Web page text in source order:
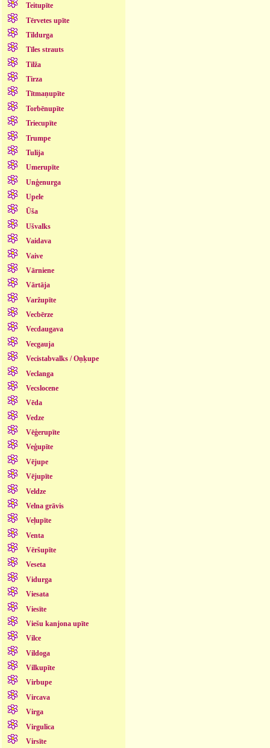
Teitupīte
Tērvetes upīte
Tildurga
Tīles strauts
Tilža
Tirza
Tītmaņupīte
Torbēnupīte
Triecupīte
Trumpe
Tulija
Umerupīte
Unģenurga
Upele
Ūša
Ušvalks
Vaidava
Vaive
Vārniene
Vārtāja
Varžupīte
Vecbērze
Vecdaugava
Vecgauja
Vecistabvalks / Oņķupe
Veclanga
Vecslocene
Vēda
Vedze
Vēģerupīte
Veģupīte
Vējupe
Vējupīte
Veldze
Velna grāvis
Veļupīte
Venta
Vēršupīte
Veseta
Vidurga
Viesata
Viesīte
Viešu kanjona upīte
Vilce
Vildoga
Vilkupīte
Virbupe
Vircava
Virga
Virgulica
Virsīte